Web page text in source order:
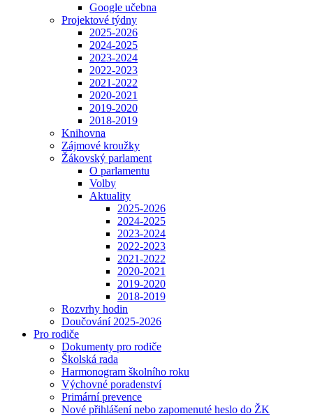
Google učebna
Projektové týdny
2025-2026
2024-2025
2023-2024
2022-2023
2021-2022
2020-2021
2019-2020
2018-2019
Knihovna
Zájmové kroužky
Žákovský parlament
O parlamentu
Volby
Aktuality
2025-2026
2024-2025
2023-2024
2022-2023
2021-2022
2020-2021
2019-2020
2018-2019
Rozvrhy hodin
Doučování 2025-2026
Pro rodiče
Dokumenty pro rodiče
Školská rada
Harmonogram školního roku
Výchovné poradenství
Primární prevence
Nové přihlášení nebo zapomenuté heslo do ŽK